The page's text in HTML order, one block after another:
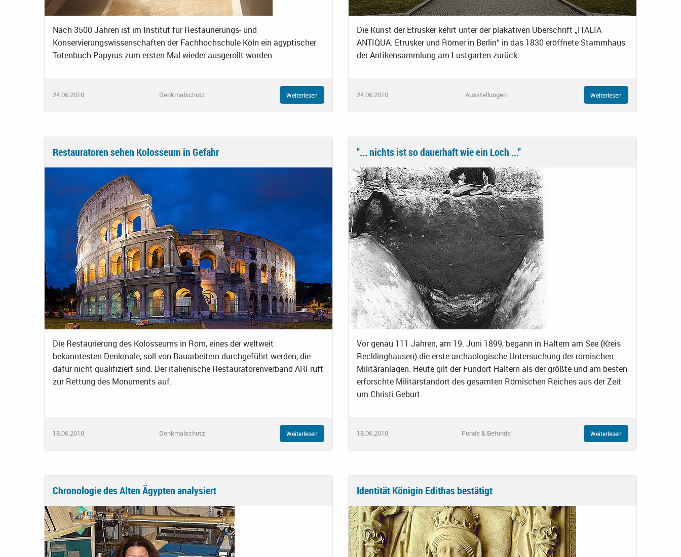
Nach 3500 Jahren ist im Institut für Restaurierungs- und
Konservierungswissenschaften der Fachhochschule Köln ein ägyptischer
Totenbuch-Papyrus zum ersten Mal wieder ausgerollt worden.
24.06.2010 Denkmalschutz Weiterlesen
Die Kunst der Etrusker kehrt unter der plakativen Überschrift „ITALIA
ANTIQUA. Etrusker und Römer in Berlin“ in das 1830 eröffnete Stammhaus
der Antikensammlung am Lustgarten zurück.
24.06.2010 Ausstellungen Weiterlesen
Restauratoren sehen Kolosseum in Gefahr
Die Restaurierung des Kolosseums in Rom, eines der weltweit
bekanntesten Denkmale, soll von Bauarbeitern durchgeführt werden, die
dafür nicht qualifiziert sind. Der italienische Restauratorenverband ARI ruft
zur Rettung des Monuments auf.
18.06.2010 Denkmalschutz Weiterlesen
"... nichts ist so dauerhaft wie ein Loch ..."
Vor genau 111 Jahren, am 19. Juni 1899, begann in Haltern am See (Kreis
Recklinghausen) die erste archäologische Untersuchung der römischen
Militäranlagen. Heute gilt der Fundort Haltern als der größte und am besten
erforschte Militärstandort des gesamten Römischen Reiches aus der Zeit
um Christi Geburt.
18.06.2010 Funde & Befunde Weiterlesen
Chronologie des Alten Ägypten analysiert Identität Königin Edithas bestätigt